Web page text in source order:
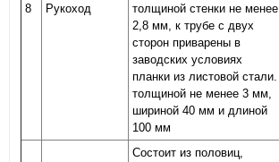
8 Рукоход
толщиной стенки не менее
2,8 мм, к трубе с двух
сторон приварены в
заводских условиях
планки из листовой стали.
толщиной не менее 3 мм,
шириной 40 мм и длиной
100 мм
Состоит из половиц,